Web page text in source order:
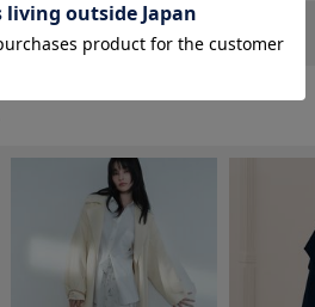
ッグ